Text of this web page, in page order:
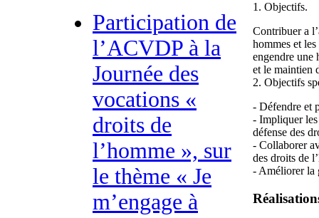
Participation de
l’ACVDP à la
Journée des
vocations «
droits de
l’homme », sur
le thème « Je
m’engage à
1. Objectifs.
Contribuer a
hommes et
engendre une
et le maintien
2. Objectifs
- Défendre et
- Impliquer les
défense des
- Collaborer
des droits de
- Améliorer la